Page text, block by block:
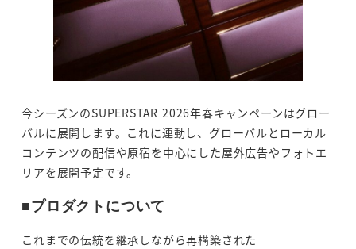
今シーズンのSUPERSTAR 2026年春キャンペーンはグロー
バルに展開します。これに連動し、グローバルとローカル
コンテンツの配信や原宿を中心にした屋外広告やフォトエ
リアを展開予定です。
■プロダクトについて
これまでの伝統を継承しながら再構築された